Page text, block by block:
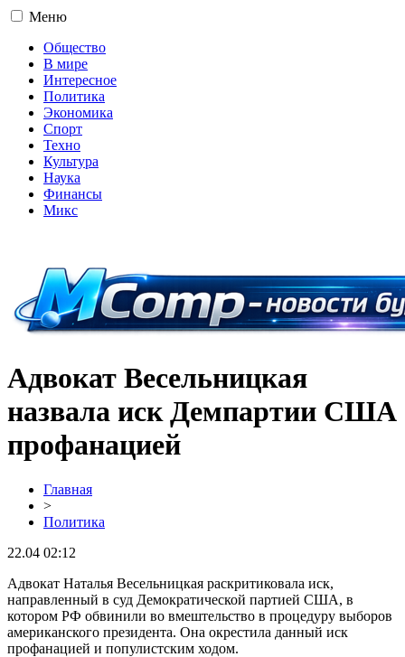
Меню
Общество
В мире
Интересное
Политика
Экономика
Спорт
Техно
Культура
Наука
Финансы
Микс
Адвокат Весельницкая
назвала иск Демпартии США
профанацией
Главная
>
Политика
22.04 02:12
Адвокат Наталья Весельницкая раскритиковала иск,
направленный в суд Демократической партией США, в
котором РФ обвинили во вмештельство в процедуру выборов
американского президента. Она окрестила данный иск
профанацией и популистским ходом.